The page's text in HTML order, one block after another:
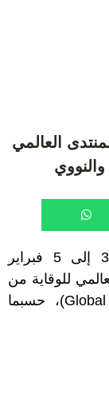
العالمي
يعقد المغرب والولايات المتحدة، من 3 إلى 5 فبراير
للوقاية من
الإرهاب الإشعاعي والنووي (Global FTPRNT)، حسبما